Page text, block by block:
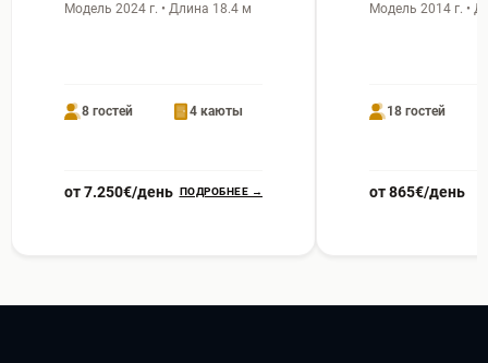
Модель 2024 г. • Длина 18.4 м
8 гостей 4 каюты
от 7.250€/день ПОДРОБНЕЕ →
Модель 2014 г. •
18 гостей
от 865€/день